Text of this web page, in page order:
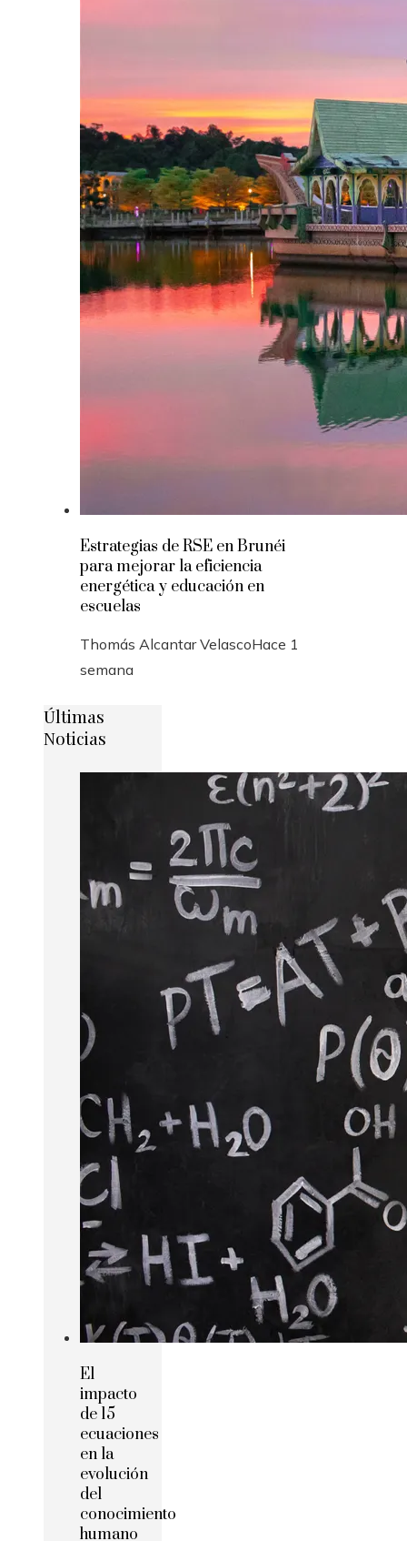
Estrategias de RSE en Brunéi
para mejorar la eficiencia
energética y educación en
escuelas
Thomás Alcantar VelascoHace 1
semana
Últimas
Noticias
El
impacto
de 15
ecuaciones
en la
evolución
del
conocimiento
humano